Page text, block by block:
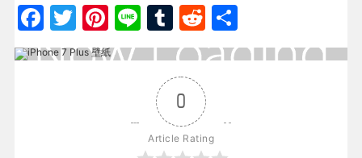
Facebook
Twitter
Pinterest
LineTumblr
Reddit
有
0
Article Rating